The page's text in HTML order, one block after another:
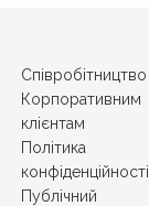
Співробітництво
Корпоративним
клієнтам
Політика
конфіденційності
Публічний